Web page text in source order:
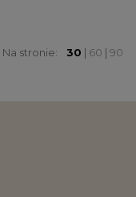
Na stronie: 30 | 60 | 90